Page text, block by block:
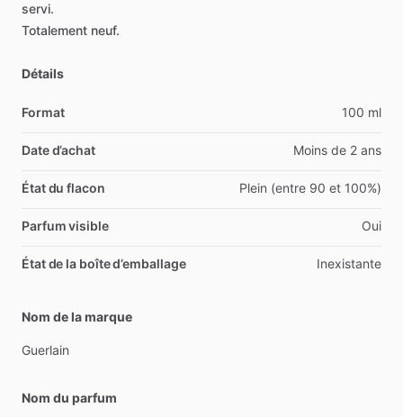
servi.
Totalement neuf.
Détails
Format 100 ml
Date d’achat Moins de 2 ans
État du flacon Plein (entre 90 et 100%)
Parfum visible Oui
État de la boîte d’emballage Inexistante
Nom de la marque
Guerlain
Nom du parfum